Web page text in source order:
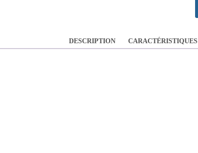
DESCRIPTION CARACTÉRISTIQUES